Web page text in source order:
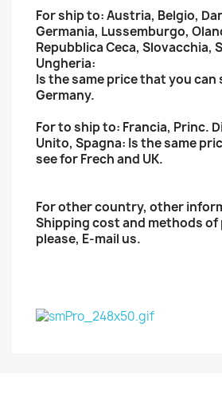
For ship to: Austria, Belgio,
Germania, Lussemburgo,
Repubblica Ceca, Slovacchia,
Ungheria:
Is the same price that you can
Germany.
For to ship to: Francia, Princ.
Unito, Spagna: Is the same
see for Frech and UK.
For other country, other
Shipping cost and methods of
please, E-mail us.